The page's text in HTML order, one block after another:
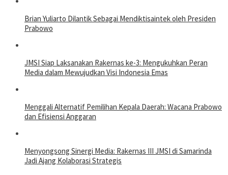
Brian Yuliarto Dilantik Sebagai Mendiktisaintek oleh Presiden
Prabowo
JMSI Siap Laksanakan Rakernas ke-3: Mengukuhkan Peran
Media dalam Mewujudkan Visi Indonesia Emas
Menggali Alternatif Pemilihan Kepala Daerah: Wacana Prabowo
dan Efisiensi Anggaran
Menyongsong Sinergi Media: Rakernas III JMSI di Samarinda
Jadi Ajang Kolaborasi Strategis